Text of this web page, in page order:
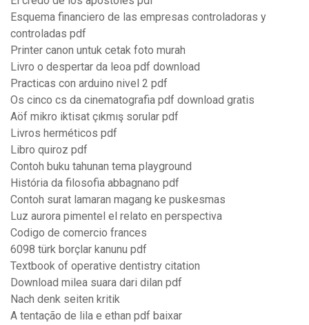
Esquema financiero de las empresas controladoras y
controladas pdf
Printer canon untuk cetak foto murah
Livro o despertar da leoa pdf download
Practicas con arduino nivel 2 pdf
Os cinco cs da cinematografia pdf download gratis
Aöf mikro iktisat çıkmış sorular pdf
Livros herméticos pdf
Libro quiroz pdf
Contoh buku tahunan tema playground
História da filosofia abbagnano pdf
Contoh surat lamaran magang ke puskesmas
Luz aurora pimentel el relato en perspectiva
Codigo de comercio frances
6098 türk borçlar kanunu pdf
Textbook of operative dentistry citation
Download milea suara dari dilan pdf
Nach denk seiten kritik
A tentação de lila e ethan pdf baixar